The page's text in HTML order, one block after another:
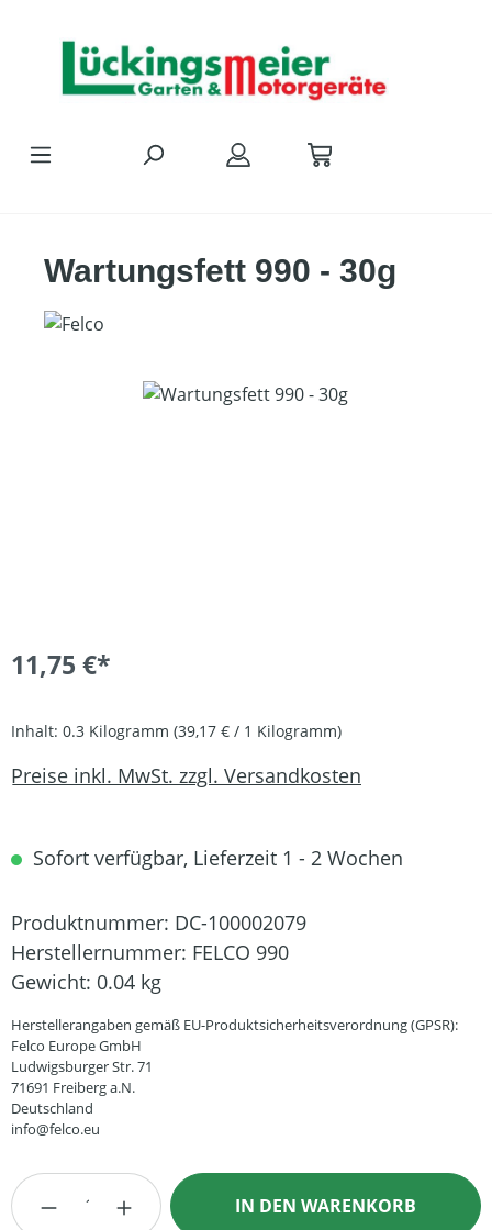
Wartungsfett 990 - 30g
Bildergalerie überspringen
11,75 €*
Inhalt: 0.3 Kilogramm (39,17 € / 1 Kilogramm)
Preise inkl. MwSt. zzgl. Versandkosten
Sofort verfügbar, Lieferzeit 1 - 2 Wochen
Produktnummer: DC-100002079
Herstellernummer: FELCO 990
Gewicht: 0.04 kg
Herstellerangaben gemäß EU-Produktsicherheitsverordnung (GPSR):
Felco Europe GmbH
Ludwigsburger Str. 71
71691 Freiberg a.N.
Deutschland
info@felco.eu
Produkt Anzahl: Gib den gewünschten
IN DEN WARENKORB